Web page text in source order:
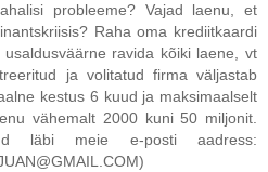
probleeme? Vajad laenu, et
Raha oma krediitkaardi
ravida kõiki laene, vt
ja volitatud firma väljastab
kestus 6 kuud ja maksimaalselt
vähemalt 2000 kuni 50 miljonit.
läbi meie e-posti aadress: